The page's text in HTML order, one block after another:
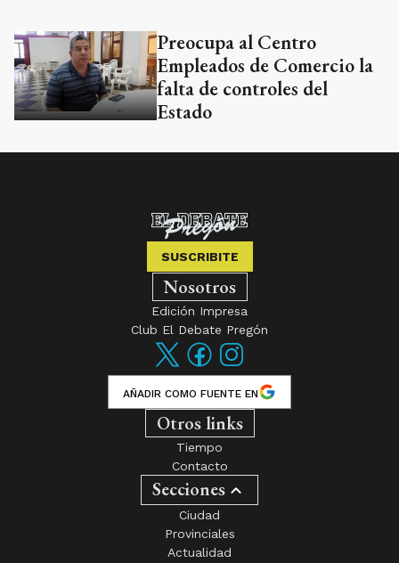
Preocupa al Centro
Empleados de Comercio la
falta de controles del
Estado
SUSCRIBITE
Nosotros
Edición Impresa
Club El Debate Pregón
AÑADIR COMO FUENTE EN
Otros links
Tiempo
Contacto
Secciones
Ciudad
Provinciales
Actualidad